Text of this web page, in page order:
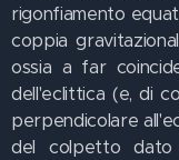
rigonfiamento
coppia
ossia a far
dell'eclittica (e, di
perpendicolare
del colpetto